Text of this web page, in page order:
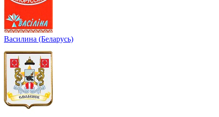
Василина (Беларусь)